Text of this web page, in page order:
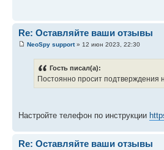
Re: Оставляйте ваши отзывы
NeoSpy support» 12 июн 2023, 22:30
Гость писал(а):
Постоянно просит подтверждения
Настройте телефон по инструкции
Re: Оставляйте ваши отзывы